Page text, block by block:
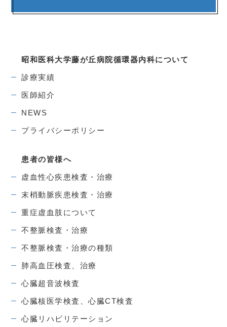
昭和医科大学藤が丘病院循環器内科について
診療実績
医師紹介
NEWS
プライバシーポリシー
患者の皆様へ
虚血性心疾患検査・治療
末梢動脈疾患検査・治療
重症虚血肢について
不整脈検査・治療
不整脈検査・治療の種類
肺高血圧検査、治療
心臓超音波検査
心臓核医学検査、心臓CT検査
心臓リハビリテーション